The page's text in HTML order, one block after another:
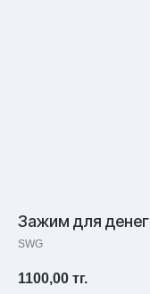
Зажим для денег
SWG
1100,00 тг.